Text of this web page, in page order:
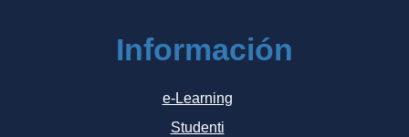
Información
e-Learning
Studenti